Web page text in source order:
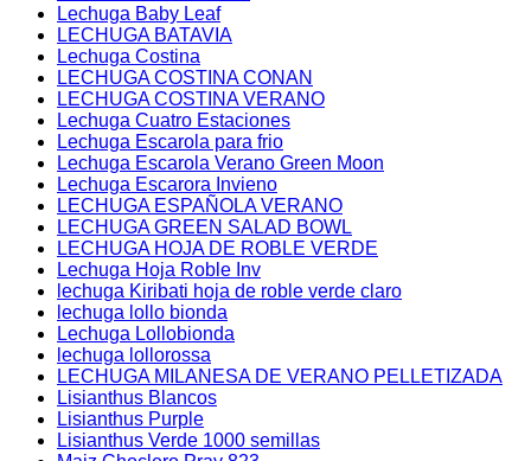
Lechuga Baby Leaf
LECHUGA BATAVIA
Lechuga Costina
LECHUGA COSTINA CONAN
LECHUGA COSTINA VERANO
Lechuga Cuatro Estaciones
Lechuga Escarola para frio
Lechuga Escarola Verano Green Moon
Lechuga Escarora Invieno
LECHUGA ESPAÑOLA VERANO
LECHUGA GREEN SALAD BOWL
LECHUGA HOJA DE ROBLE VERDE
Lechuga Hoja Roble Inv
lechuga Kiribati hoja de roble verde claro
lechuga lollo bionda
Lechuga Lollobionda
lechuga lollorossa
LECHUGA MILANESA DE VERANO PELLETIZADA
Lisianthus Blancos
Lisianthus Purple
Lisianthus Verde 1000 semillas